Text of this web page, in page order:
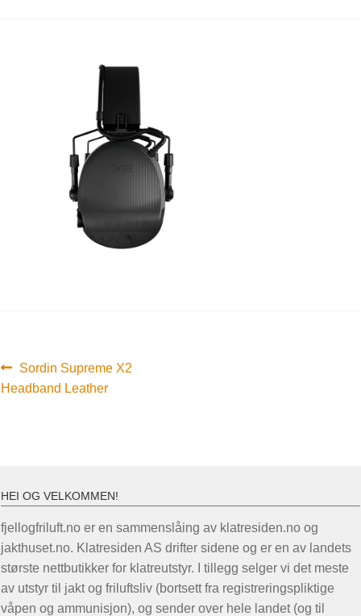
Innleggsnavigasjon
Forrige
innlegg:
Sordin Supreme X2
Headband Leather
HEI OG VELKOMMEN!
fjellogfriluft.no er en sammenslåing av klatresiden.no og
jakthuset.no. Klatresiden AS drifter sidene og er en av landets
største nettbutikker for klatreutstyr. I tillegg selger vi det meste
av utstyr til jakt og friluftsliv (bortsett fra registreringspliktige
våpen og ammunisjon), og sender over hele landet (og til